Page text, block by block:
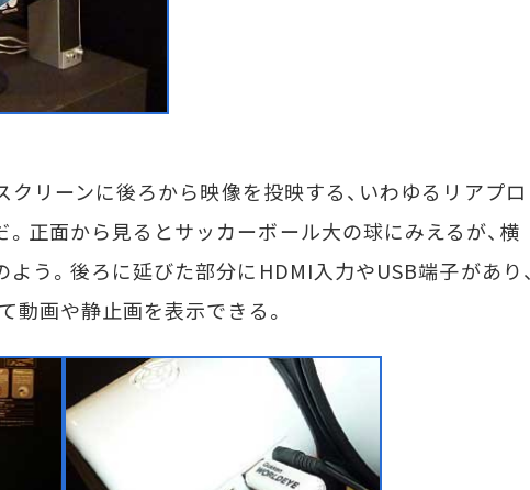
クリーンに後ろから映像を投映する、いわゆるリアプロ
正面から見るとサッカーボール大の球にみえるが、横
う。後ろに延びた部分にHDMI入力やUSB端子があり、
動画や静止画を表示できる。